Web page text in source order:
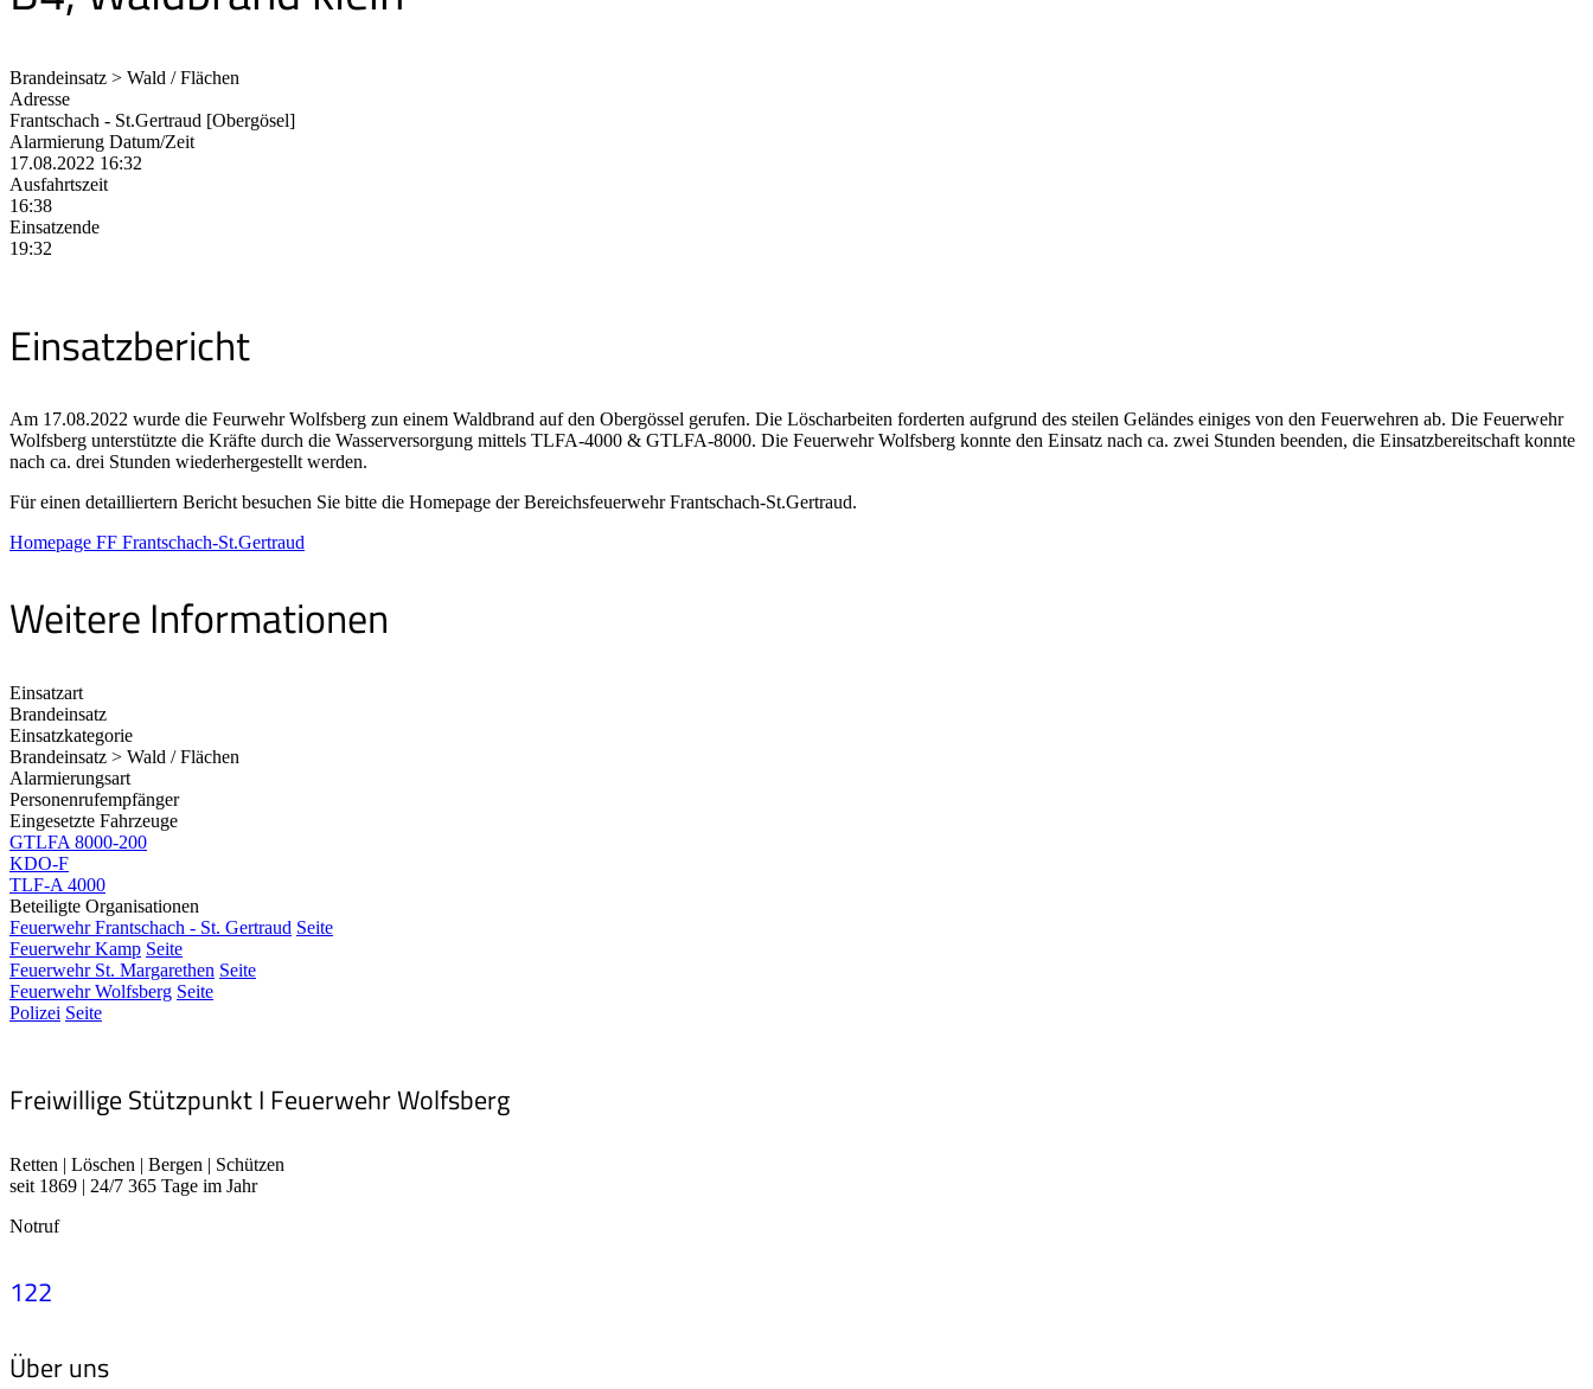
Brandeinsatz > Wald / Flächen
Adresse
Frantschach - St.Gertraud [Obergösel]
Alarmierung Datum/Zeit
17.08.2022 16:32
Ausfahrtszeit
16:38
Einsatzende
19:32
Einsatzbericht
Am 17.08.2022 wurde die Feurwehr Wolfsberg zun einem Waldbrand auf den Obergössel gerufen. Die Löscharbeiten forderten aufgrund des steilen Geländes einiges von den Feuerwehren ab. Die Feuerwehr
Wolfsberg unterstützte die Kräfte durch die Wasserversorgung mittels TLFA-4000 & GTLFA-8000. Die Feuerwehr Wolfsberg konnte den Einsatz nach ca. zwei Stunden beenden, die Einsatzbereitschaft konnte
nach ca. drei Stunden wiederhergestellt werden.
Für einen detailliertern Bericht besuchen Sie bitte die Homepage der Bereichsfeuerwehr Frantschach-St.Gertraud.
Homepage FF Frantschach-St.Gertraud
Weitere Informationen
Einsatzart
Brandeinsatz
Einsatzkategorie
Brandeinsatz > Wald / Flächen
Alarmierungsart
Personenrufempfänger
Eingesetzte Fahrzeuge
GTLFA 8000-200
KDO-F
TLF-A 4000
Beteiligte Organisationen
Feuerwehr Frantschach - St. Gertraud Seite
Feuerwehr Kamp Seite
Feuerwehr St. Margarethen Seite
Feuerwehr Wolfsberg Seite
Polizei Seite
Freiwillige Stützpunkt I Feuerwehr Wolfsberg
Retten | Löschen | Bergen | Schützen
seit 1869 | 24/7 365 Tage im Jahr
Notruf
122
Über uns